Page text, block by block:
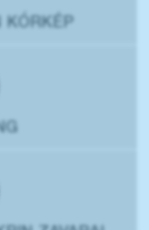
KÓRKÉP